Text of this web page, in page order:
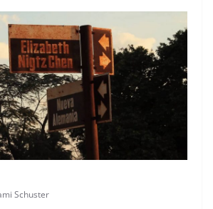
Schuster